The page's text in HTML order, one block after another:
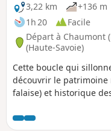
3,22 km
+136 m
1h 20
Facile
Départ à Chaumont
(Haute-Savoie)
Cette boucle qui
découvrir le patrimoine
falaise) et historique
Chaumont et profitez